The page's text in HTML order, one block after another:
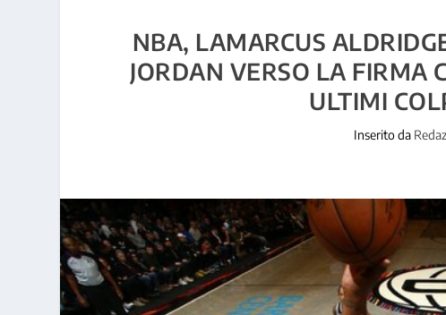
NBA, LAMARCUS
JORDAN VERSO LA FIRMA
ULTIMI
Inserito da